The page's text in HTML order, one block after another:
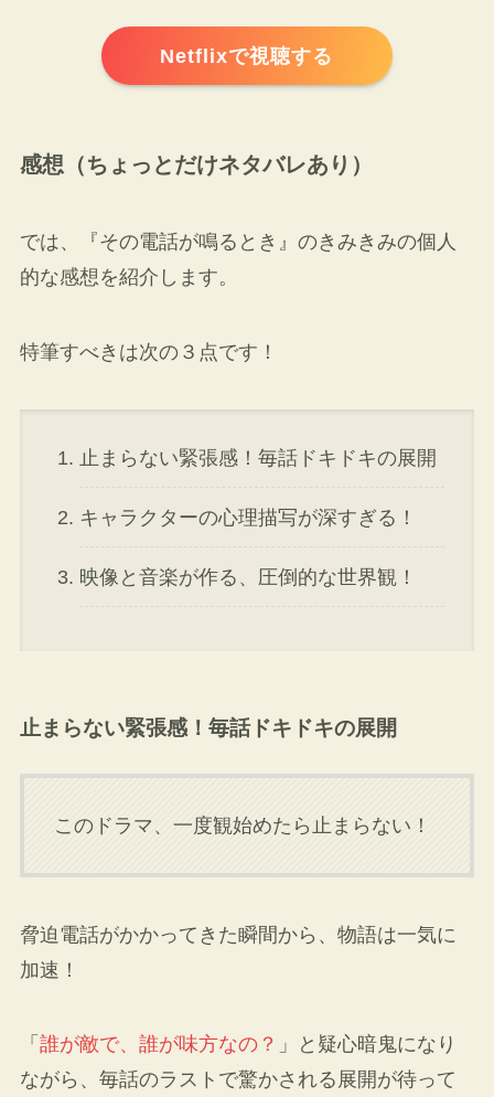
Netflixで視聴する
感想（ちょっとだけネタバレあり）
では、『その電話が鳴るとき』のきみきみの個人
的な感想を紹介します。
特筆すべきは次の３点です！
止まらない緊張感！毎話ドキドキの展開
キャラクターの心理描写が深すぎる！
映像と音楽が作る、圧倒的な世界観！
止まらない緊張感！毎話ドキドキの展開
このドラマ、一度観始めたら止まらない！
脅迫電話がかかってきた瞬間から、物語は一気に
加速！
「 誰が敵で、誰が味方なの？ 」と疑心暗鬼になり
ながら、毎話のラストで驚かされる展開が待って